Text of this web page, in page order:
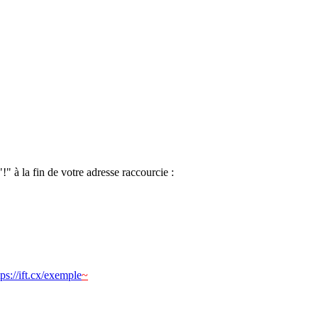
à la fin de votre adresse raccourcie :
ift.cx/exemple~